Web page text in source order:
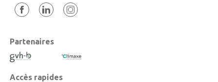
Partenaires
Accès rapides